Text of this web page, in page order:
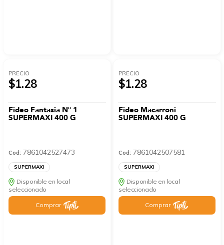
PRECIO
$1.28
Fideo Fantasía N° 1
SUPERMAXI 400 G
Cod: 7861042527473
SUPERMAXI
Disponible en local
seleccionado
Comprar
PRECIO
$1.28
Fideo Macarroni
SUPERMAXI 400 G
Cod: 7861042507581
SUPERMAXI
Disponible en local
seleccionado
Comprar